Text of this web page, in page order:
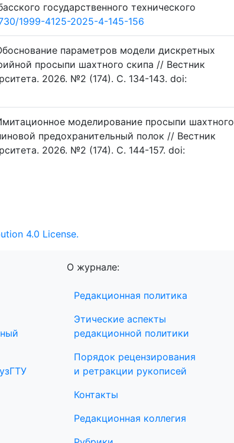
государственного технического
1999-4125-2025-4-145-156
параметров модели дискретных
просыпи шахтного скипа // Вестник
2026. №2 (174). C. 134-143. doi:
моделирование просыпи шахтного
предохранительный полок // Вестник
2026. №2 (174). C. 144-157. doi:
4.0 License.
О журнале:
Редакционная политика
Этические аспекты
редакционной политики
Порядок рецензирования
и ретракции рукописей
Контакты
Редакционная коллегия